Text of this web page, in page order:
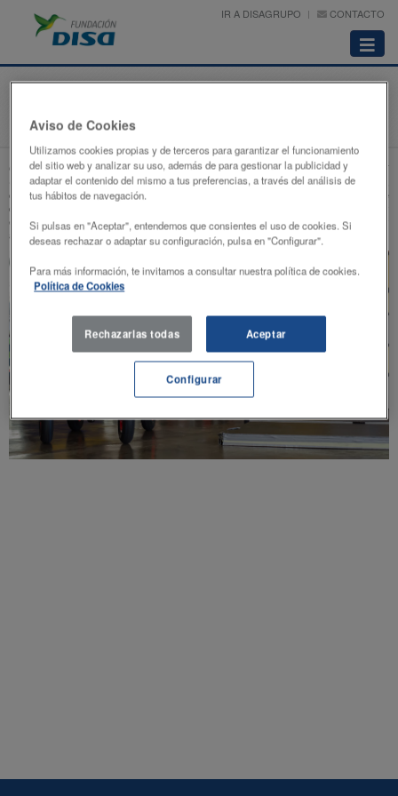
IR A DISAGRUPO
CONTACTO
Abrir
menú
Inicio Proyectos Deportivo - Cultural
Cada año, con motivo de las fiestas navideñas, la Fundación DISA colabora con el PIT
(Parque Infantil y Juvenil de Tenerife) y el Planeta Gran Canaria. Estas ferias,
celebradas en los recintos feriales correspondientes, ofrecen a toda la familia una serie
de atracciones, juegos y demás actividades lúdicas, así como formación y
entretenimiento en diferentes áreas cuyo objetivo es ofertar una alternativa de ocio y
aprendizaje en el periodo vacacional de los más pequeños.
Aviso de Cookies
Utilizamos cookies propias y de terceros para garantizar el funcionamiento
del sitio web y analizar su uso, además de para gestionar la publicidad y
adaptar el contenido del mismo a tus preferencias, a través del análisis de
tus hábitos de navegación.
Si pulsas en "Aceptar", entendemos que consientes el uso de cookies. Si
deseas rechazar o adaptar su configuración, pulsa en "Configurar".
Para más información, te invitamos a consultar nuestra política de cookies.
Política de Cookies
Rechazarlas todas Aceptar
Configurar